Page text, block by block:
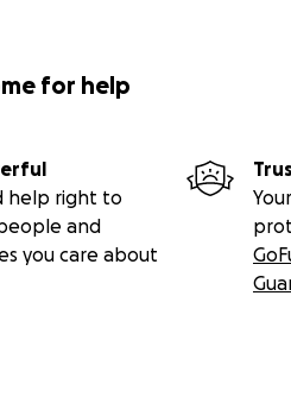
for help
help right to
and
you care about